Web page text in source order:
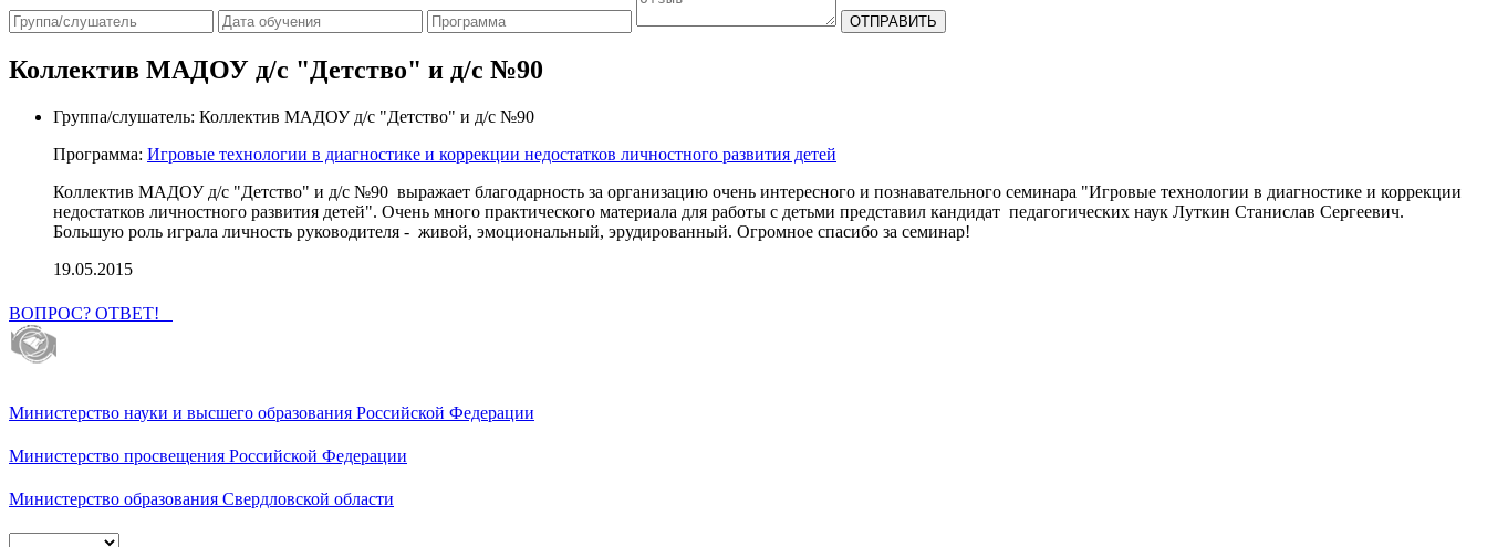
Коллектив МАДОУ д/с "Детство" и д/с №90
Группа/слушатель: Коллектив МАДОУ д/с "Детство" и д/с №90
Программа: Игровые технологии в диагностике и коррекции недостатков личностного развития детей
Коллектив МАДОУ д/с "Детство" и д/с №90 выражает благодарность за организацию очень интересного и познавательного семинара "Игровые технологии в диагностике и коррекции
недостатков личностного развития детей". Очень много практического материала для работы с детьми представил кандидат педагогических наук Луткин Станислав Сергеевич.
Большую роль играла личность руководителя - живой, эмоциональный, эрудированный. Огромное спасибо за семинар!
19.05.2015
ВОПРОС? ОТВЕТ!
Министерство науки и высшего образования Российской Федерации
Министерство просвещения Российской Федерации
Министерство образования Свердловской области